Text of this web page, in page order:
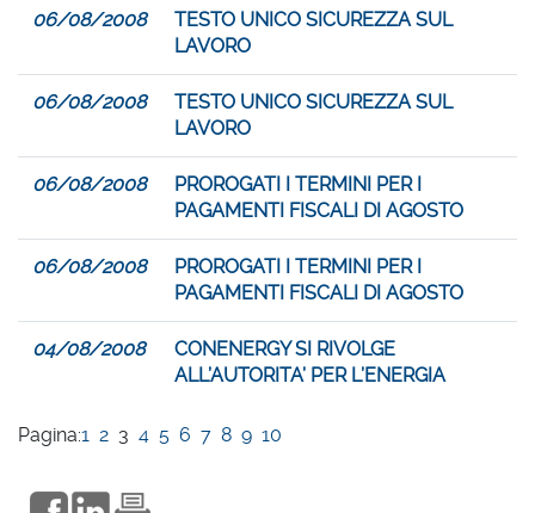
06/08/2008
TESTO UNICO SICUREZZA SUL
LAVORO
06/08/2008
TESTO UNICO SICUREZZA SUL
LAVORO
06/08/2008
PROROGATI I TERMINI PER I
PAGAMENTI FISCALI DI AGOSTO
06/08/2008
PROROGATI I TERMINI PER I
PAGAMENTI FISCALI DI AGOSTO
04/08/2008
CONENERGY SI RIVOLGE
ALL’AUTORITA’ PER L’ENERGIA
Pagina:1 2 3 4 5 6 7 8 9 10